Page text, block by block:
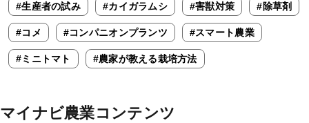
#生産者の試み #カイガラムシ #害獣対策 #除草剤
#コメ #コンパニオンプランツ #スマート農業
#ミニトマト #農家が教える栽培方法
マイナビ農業コンテンツ